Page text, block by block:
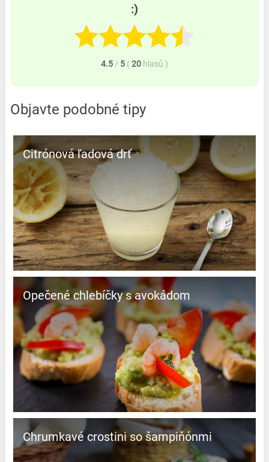
:)
4.5 / 5 (20 hlasů )
Objavte podobné tipy
Citrónová ľadová drť
Opečené chlebíčky s avokádom
Chrumkavé crostini so šampiňónmi